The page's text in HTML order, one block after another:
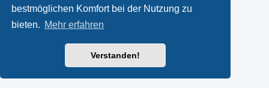
bestmöglichen Komfort bei der Nutzung zu
bieten. Mehr erfahren
Verstanden!